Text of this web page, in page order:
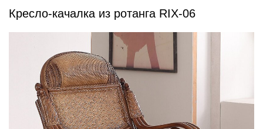
Кресло-качалка из ротанга RIX-06